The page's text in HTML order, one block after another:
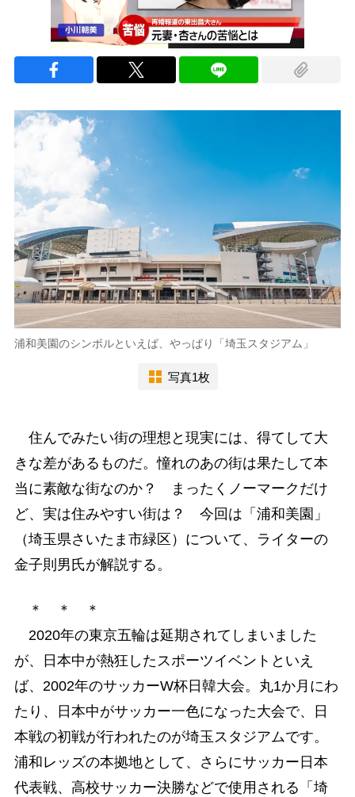
浦和美園のシンボルといえば、やっぱり「埼玉スタジアム」
写真1枚
住んでみたい街の理想と現実には、得てして大
きな差があるものだ。憧れのあの街は果たして本
当に素敵な街なのか？ まったくノーマークだけ
ど、実は住みやすい街は？ 今回は「浦和美園」
（埼玉県さいたま市緑区）について、ライターの
金子則男氏が解説する。
＊ ＊ ＊
2020年の東京五輪は延期されてしまいました
が、日本中が熱狂したスポーツイベントといえ
ば、2002年のサッカーW杯日韓大会。丸1か月にわ
たり、日本中がサッカー一色になった大会で、日
本戦の初戦が行われたのが埼玉スタジアムです。
浦和レッズの本拠地として、さらにサッカー日本
代表戦、高校サッカー決勝などで使用される「埼